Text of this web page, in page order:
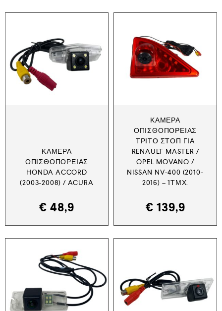
ΚΆΜΕΡΑ
ΟΠΙΣΘΟΠΟΡΕΊΑΣ
HONDA ACCORD
(2003-2008) / ACURA
€ 48,9
ΚΆΜΕΡΑ
ΟΠΙΣΘΟΠΟΡΕΊΑΣ
ΤΡΊΤΟ ΣΤΟΠ ΓΙΑ
RENAULT MASTER /
OPEL MOVANO /
NISSAN NV-400 (2010-
2016) – 1ΤΜΧ.
€ 139,9